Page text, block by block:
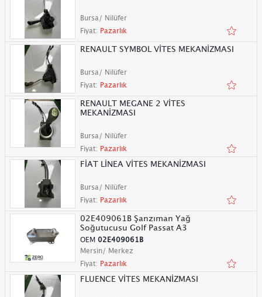
Bursa/ Nilüfer
Fiyat: Pazarlık
RENAULT SYMBOL VİTES MEKANİZMASI
Bursa/ Nilüfer
Fiyat: Pazarlık
RENAULT MEGANE 2 VİTES
MEKANİZMASI
Bursa/ Nilüfer
Fiyat: Pazarlık
FİAT LİNEA VİTES MEKANİZMASI
Bursa/ Nilüfer
Fiyat: Pazarlık
02E409061B Şanzıman Yağ
Soğutucusu Golf Passat A3
OEM 02E409061B
Mersin/ Merkez
Fiyat: Pazarlık
FLUENCE VİTES MEKANİZMASI